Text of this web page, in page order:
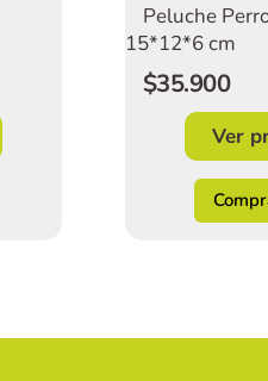
Peluche
15*12*6 cm
$35.900
Ver